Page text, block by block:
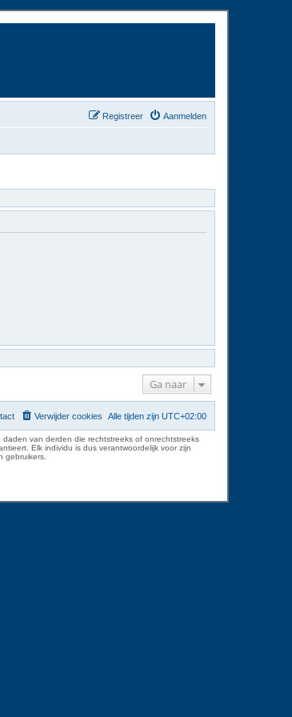
Aanmelden
Registreer
Ga naar
Alle tijden zijn UTC+02:00
Verwijder cookies
van derden die rechtstreeks of onrechtstreeks
Elk individu is dus verantwoordelijk voor zijn
gebruikers.